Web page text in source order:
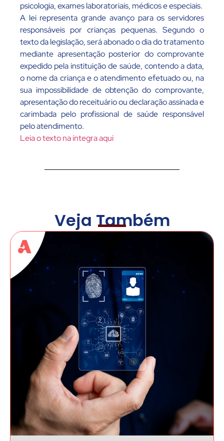
psicologia, exames laboratoriais, médicos e especiais.
A lei representa grande avanço para os servidores
responsáveis por crianças pequenas. Segundo o
texto da legislação, será abonado o dia do tratamento
mediante apresentação posterior do comprovante
expedido pela instituição de saúde, contendo a data,
o nome da criança e o atendimento efetuado ou, na
sua impossibilidade de obtenção do comprovante,
apresentação do receituário ou declaração assinada e
carimbada pelo profissional de saúde responsável
pelo atendimento.
Leia o texto na íntegra aqui
Veja Também